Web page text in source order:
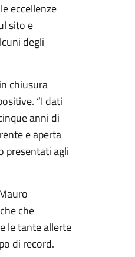
eccellenze
sito e
degli
chiusura
“I dati
anni di
e aperta
presentati agli
che
le tante allerte
di record.